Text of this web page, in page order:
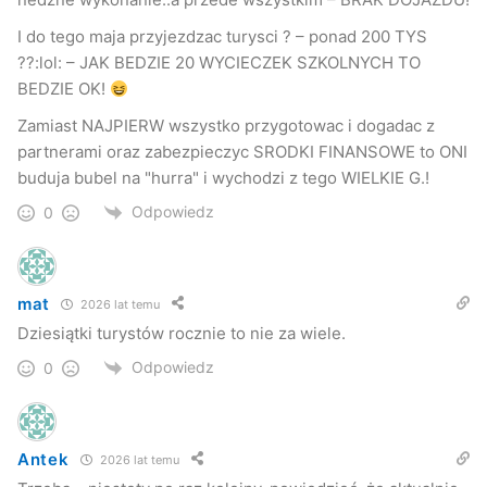
Gmina liczyła na uzyskanie dofinansowania ze środków
unijnych, ale zmieniły się zasady przyznawania środków w
przypadku budowy dróg. Tymczasem gminy nie stać na
zaciągnięcie dodatkowego zobowiązania finansowego.
(…)
/wz-s/
Szczegóły w numerze – strona 5.
I do tego maja przyjezdzac turysci ? – ponad 200 TYS
??:lol: – JAK BEDZIE 20 WYCIECZEK SZKOLNYCH TO
BEDZIE OK!
Zamiast NAJPIERW wszystko przygotowac i dogadac z
partnerami oraz zabezpieczyc SRODKI FINANSOWE to ONI
buduja bubel na "hurra" i wychodzi z tego WIELKIE G.!
0 Odpowiedz
mat 2026 lat temu
Dziesiątki turystów rocznie to nie za wiele.
0 Odpowiedz
Antek 2026 lat temu